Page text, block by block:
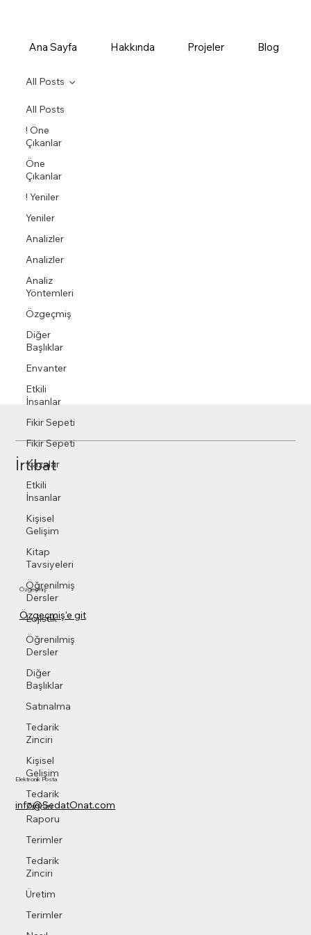
Ana Sayfa Hakkında Projeler Blog
All Posts
! Öne
Çıkanlar
Öne
Çıkanlar
! Yeniler
Yeniler
Analizler
Analizler
Analiz
Yöntemleri
Özgeçmiş
Diğer
Başlıklar
Envanter
Etkili
İnsanlar
Fikir Sepeti
Fikir Sepeti
Kazalar
Etkili
İnsanlar
Kişisel
Gelişim
Kitap
Tavsiyeleri
Öğrenilmiş
Dersler
Lojistik
Öğrenilmiş
Dersler
Diğer
Başlıklar
Satınalma
Tedarik
Zinciri
Kişisel
Gelişim
Tedarik
Zinciri
Raporu
Terimler
Tedarik
Zinciri
Üretim
Terimler
All Posts
İrtibat
Özgeçmiş
Özgeçmiş'e git
info@SedatOnat.com
Elektronik Posta